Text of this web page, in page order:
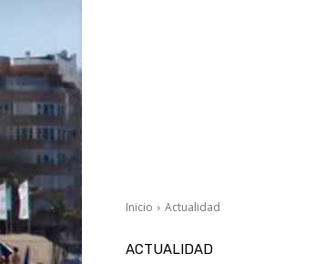
Inicio Actualidad
ACTUALIDAD